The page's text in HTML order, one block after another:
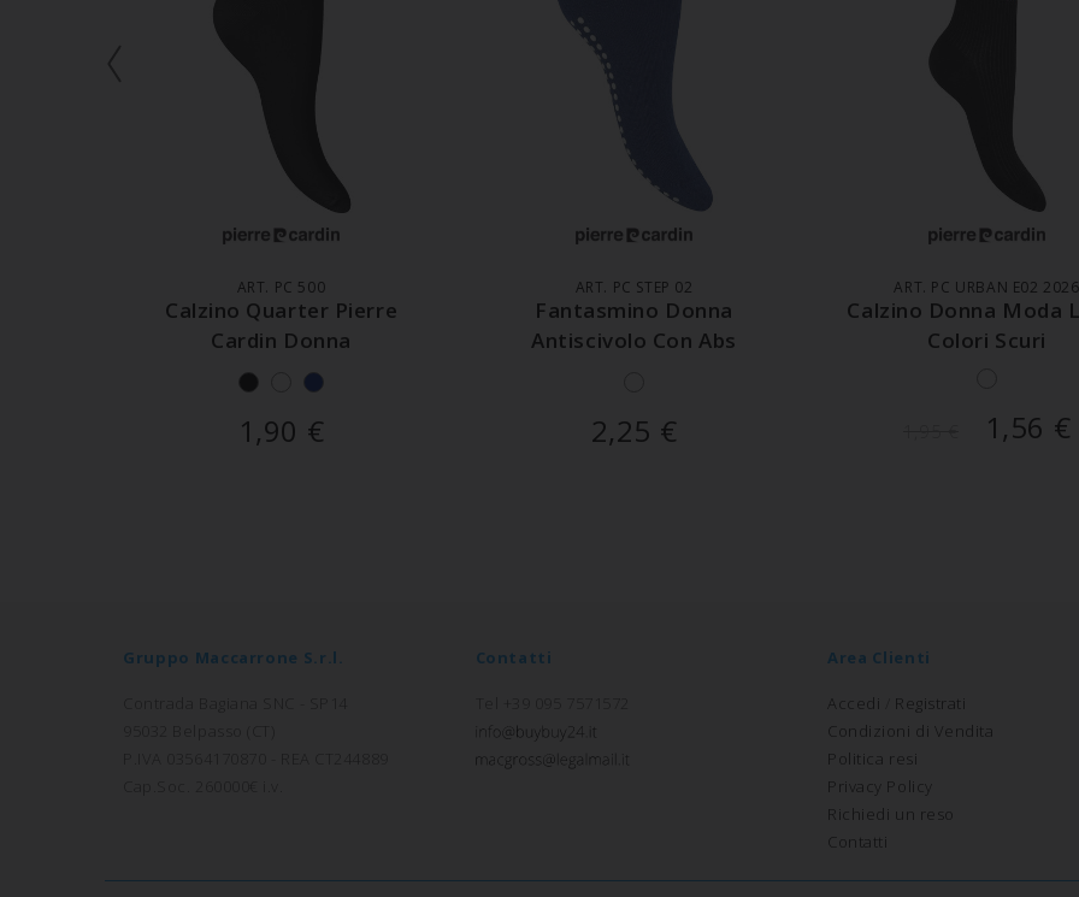
AGGIUNGI AL CARRELLO
ART. PC 500
Calzino Quarter Pierre
Cardin Donna
1,90 €
AGGIUNGI AL CARRELLO
ART. PC STEP 02
Fantasmino Donna
Antiscivolo Con Abs
2,25 €
AGGIUNGI AL
ART. PC URBAN E02 2026
Calzino Donna Moda
Colori Scuri
1,56 €
Gruppo Maccarrone S.r.l. Contatti Area Clienti
Accedi
Registrati
Condizioni di Vendita
Politica resi
Privacy Policy
Richiedi un reso
Contatti